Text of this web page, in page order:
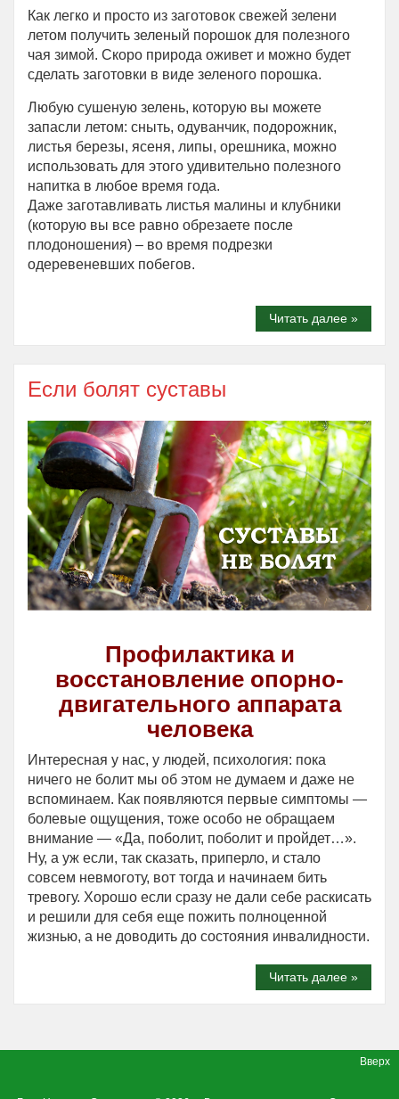
Как легко и просто из заготовок свежей зелени
летом получить зеленый порошок для полезного
чая зимой. Скоро природа оживет и можно будет
сделать заготовки в виде зеленого порошка.
Любую сушеную зелень, которую вы можете
запасли летом: сныть, одуванчик, подорожник,
листья березы, ясеня, липы, орешника, можно
использовать для этого удивительно полезного
напитка в любое время года.
Даже заготавливать листья малины и клубники
(которую вы все равно обрезаете после
плодоношения) – во время подрезки
одеревеневших побегов.
Читать далее »
Если болят суставы
Профилактика и
восстановление опорно-
двигательного аппарата
человека
Интересная у нас, у людей, психология: пока
ничего не болит мы об этом не думаем и даже не
вспоминаем. Как появляются первые симптомы —
болевые ощущения, тоже особо не обращаем
внимание — «Да, поболит, поболит и пройдет…».
Ну, а уж если, так сказать, приперло, и стало
совсем невмоготу, вот тогда и начинаем бить
тревогу. Хорошо если сразу не дали себе раскисать
и решили для себя еще пожить полноценной
жизнью, а не доводить до состояния инвалидности.
Читать далее »
Вверх